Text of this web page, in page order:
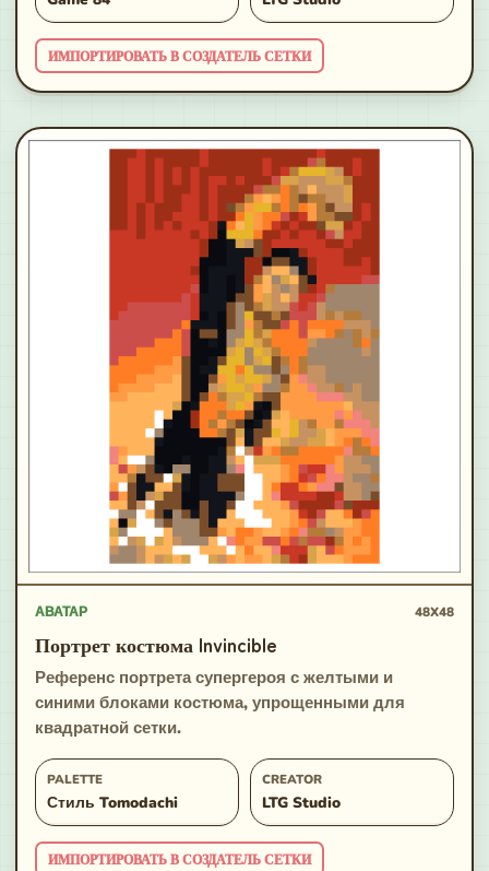
ИМПОРТИРОВАТЬ В СОЗДАТЕЛЬ СЕТКИ
АВАТАР 48X48
Портрет костюма Invincible
Референс портрета супергероя с желтыми и
синими блоками костюма, упрощенными для
квадратной сетки.
PALETTE
Стиль Tomodachi
CREATOR
LTG Studio
ИМПОРТИРОВАТЬ В СОЗДАТЕЛЬ СЕТКИ